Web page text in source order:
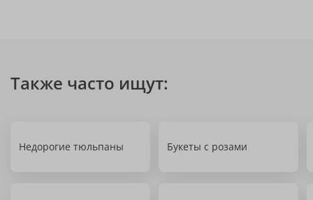
Также часто ищут:
Недорогие тюльпаны Букеты с розами